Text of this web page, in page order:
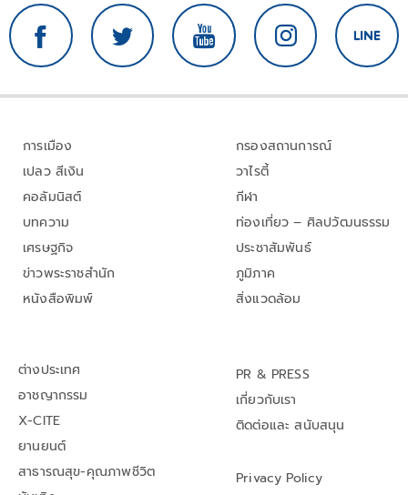
การเมือง
เปลว สีเงิน
คอลัมนิสต์
บทความ
เศรษฐกิจ
ข่าวพระราชสำนัก
หนังสือพิมพ์
กรองสถานการณ์
วาไรตี้
กีฬา
ท่องเที่ยว – ศิลปวัฒนธรรม
ประชาสัมพันธ์
ภูมิภาค
สิ่งแวดล้อม
ต่างประเทศ
อาชญากรรม
X-CITE
ยานยนต์
สาธารณสุข-คุณภาพชีวิต
PR & PRESS
เกี่ยวกับเรา
ติดต่อและ สนับสนุน
Privacy Policy